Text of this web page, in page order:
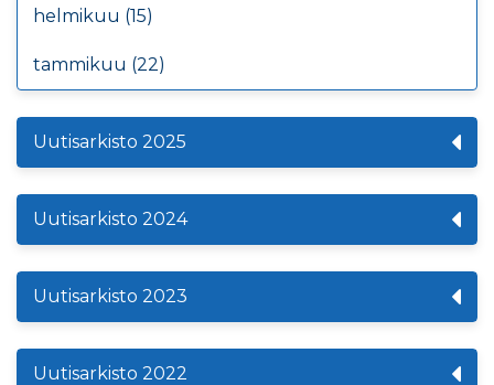
helmikuu (15)
tammikuu (22)
Uutisarkisto 2025
Uutisarkisto 2024
Uutisarkisto 2023
Uutisarkisto 2022